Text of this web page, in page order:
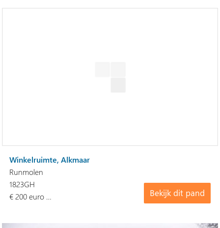
Winkelruimte, Alkmaar
Runmolen
Bekijk dit pand
1823GH
€ 200 euro …